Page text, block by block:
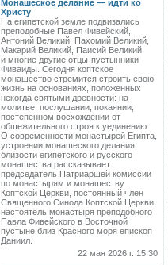
Монашеское делание — идти ко
Христу
На египетской земле подвизались
преподобные Павел Фивейский,
Антоний Великий, Пахомий Великий,
Макарий Великий, Паисий Великий
и многие другие отцы-пустынники
Фиваиды. Сегодня коптское
монашество стремится строить свою
жизнь на основаниях, положенных
некогда святыми древности: на
молитве, послушании, покаянии,
постепенном восхождении от
общежительного строя к уединению.
О современности монастырей Египта,
устроении монашеского делания,
близости египетского и русского
монашества рассказывает
председатель Патриаршей комиссии
по монастырям и монашеству
Коптской Церкви, постоянный член
Священного Синода Коптской Церкви,
настоятель монастыря преподобного
Павла Фивейского в Восточной
пустыне близ Красного моря епископ
Даниил.
22 мая 2026 г. 15:30